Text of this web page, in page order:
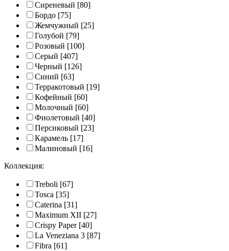
Сиреневый [80]
Бордо [75]
Жемчужный [25]
Голубой [79]
Розовый [100]
Серый [407]
Черный [126]
Синий [63]
Терракотовый [19]
Кофейный [60]
Молочный [60]
Фиолетовый [40]
Персиковый [23]
Карамель [17]
Малиновый [16]
Коллекция:
Treboli [67]
Tosca [35]
Caterina [31]
Maximum XII [27]
Crispy Paper [40]
La Veneziana 3 [87]
Fibra [61]